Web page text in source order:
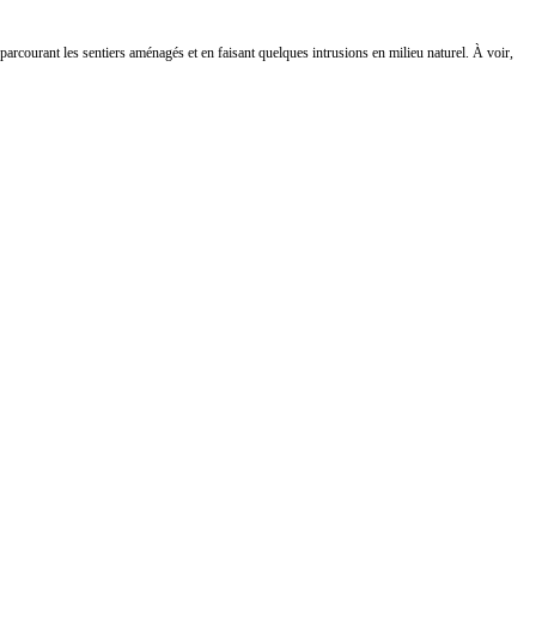
les sentiers aménagés et en faisant quelques intrusions en milieu naturel. À voir,